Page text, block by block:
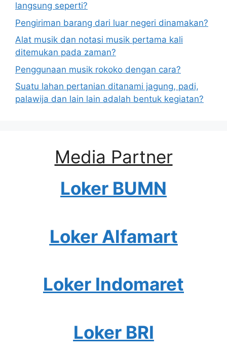
langsung seperti?
Pengiriman barang dari luar negeri dinamakan?
Alat musik dan notasi musik pertama kali
ditemukan pada zaman?
Penggunaan musik rokoko dengan cara?
Suatu lahan pertanian ditanami jagung, padi,
palawija dan lain lain adalah bentuk kegiatan?
Media Partner
Loker BUMN
Loker Alfamart
Loker Indomaret
Loker BRI